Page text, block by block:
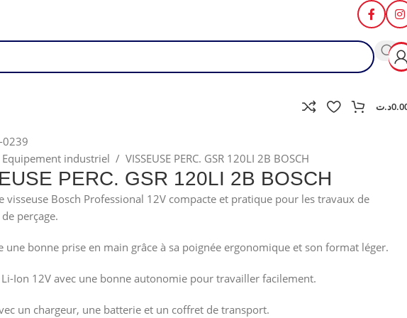
د.ت
0239
Equipement industriel / VISSEUSE PERC. GSR 120LI 2B BOSCH
PERC. GSR 120LI 2B BOSCH
visseuse Bosch Professional 12V compacte et pratique pour les travaux de
perçage.
une bonne prise en main grâce à sa poignée ergonomique et son format léger.
Ion 12V avec une bonne autonomie pour travailler facilement.
un chargeur, une batterie et un coffret de transport.